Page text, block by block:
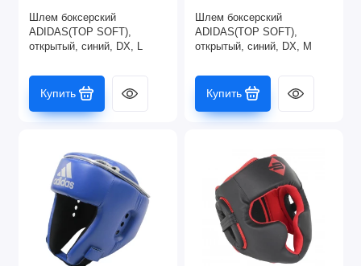
Шлем боксерский
ADIDAS(TOP SOFT),
открытый, синий, DX, L
Купить
Шлем боксерский
ADIDAS(TOP SOFT),
открытый, синий, DX, M
Купить